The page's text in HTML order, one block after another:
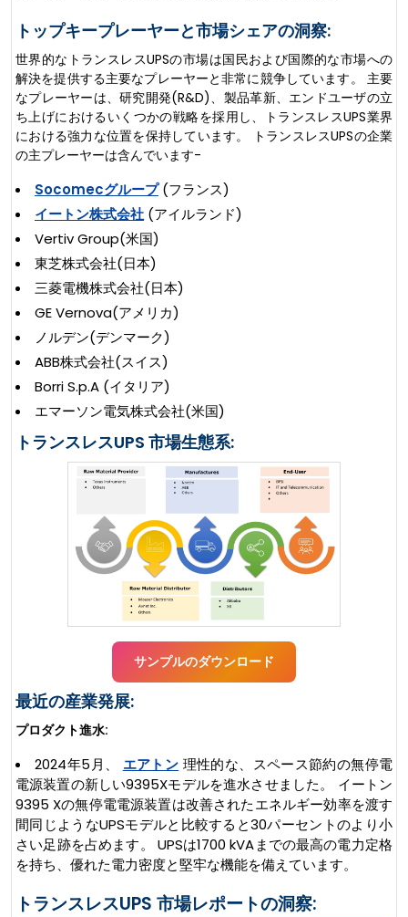
トップキープレーヤーと市場シェアの洞察:
世界的なトランスレスUPSの市場は国民および国際的な市場への
解決を提供する主要なプレーヤーと非常に競争しています。 主要
なプレーヤーは、研究開発(R&D)、製品革新、エンドユーザの立
ち上げにおけるいくつかの戦略を採用し、トランスレスUPS業界
における強力な位置を保持しています。 トランスレスUPSの企業
の主プレーヤーは含んでいます-
Socomecグループ(フランス)
イートン株式会社 (アイルランド)
Vertiv Group(米国)
東芝株式会社(日本)
三菱電機株式会社(日本)
GE Vernova(アメリカ)
ノルデン(デンマーク)
ABB株式会社(スイス)
Borri S.p.A (イタリア)
エマーソン電気株式会社(米国)
トランスレスUPS 市場生態系:
サンプルのダウンロード
最近の産業発展:
プロダクト進水:
2024年5月、 エアトン 理性的な、スペース節約の無停電
電源装置の新しい9395Xモデルを進水させました。 イートン
9395 Xの無停電電源装置は改善されたエネルギー効率を渡す
間同じようなUPSモデルと比較すると30パーセントのより小
さい足跡を占めます。 UPSは1700 kVAまでの最高の電力定格
を持ち、優れた電力密度と堅牢な機能を備えています。
トランスレスUPS 市場レポートの洞察: